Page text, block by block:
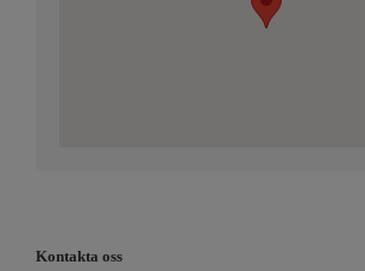
Kontakta oss